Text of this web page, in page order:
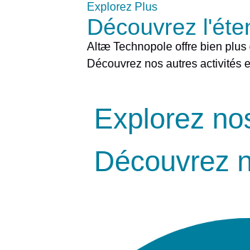
Explorez Plus
Découvrez
Altæ Technopole offre bien plus
Découvrez nos autres activités
Explorez
Découvrez